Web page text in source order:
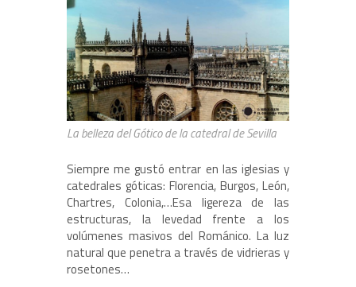
La belleza del Gótico de la catedral de Sevilla
Siempre me gustó entrar en las iglesias y
catedrales góticas: Florencia, Burgos, León,
Chartres, Colonia,…Esa ligereza de las
estructuras, la levedad frente a los
volúmenes masivos del Románico. La luz
natural que penetra a través de vidrieras y
rosetones…